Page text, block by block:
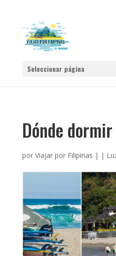
Seleccionar página
Dónde
por Viajar por Filipinas | |